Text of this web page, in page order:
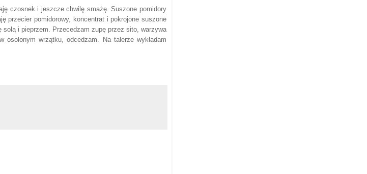
czosnek i jeszcze chwilę smażę. Suszone pomidory
przecier pomidorowy, koncentrat i pokrojone suszone
i pieprzem. Przecedzam zupę przez sito, warzywa
wrzątku, odcedzam. Na talerze wykładam